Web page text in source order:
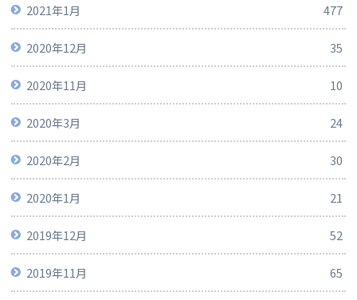
2021年1月 477
2020年12月 35
2020年11月 10
2020年3月 24
2020年2月 30
2020年1月 21
2019年12月 52
2019年11月 65